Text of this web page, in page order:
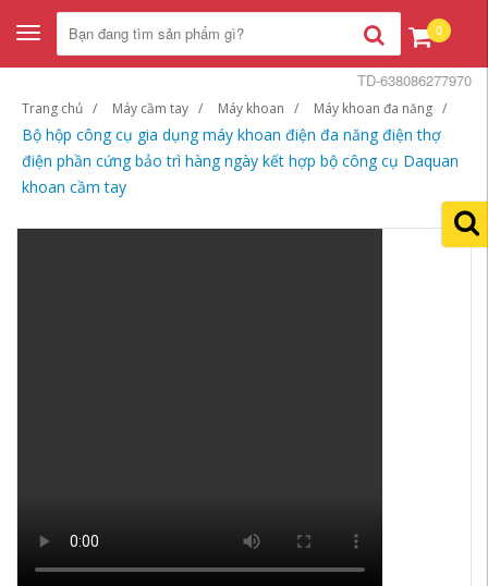
Toggle
navigation
0
Trang chủ Máy cầm tay Máy khoan Máy khoan đa năng
Bộ hộp công cụ gia dụng máy khoan điện đa năng điện thợ
điện phần cứng bảo trì hàng ngày kết hợp bộ công cụ Daquan
khoan cầm tay
TD-638086277970